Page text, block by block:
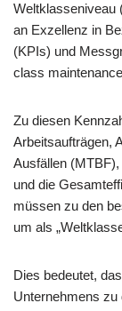
Weltklasseniveau
an Exzellenz in
(KPIs) und
class
Zu diesen
Arbeitsaufträgen,
Ausfällen
und die
müssen zu den
um als
Dies bedeutet,
Unternehmens zu